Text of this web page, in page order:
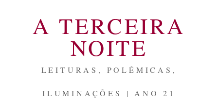
A TERCEIRA
NOITE
LEITURAS, POLÉMICAS,
ILUMINAÇÕES | ANO 21